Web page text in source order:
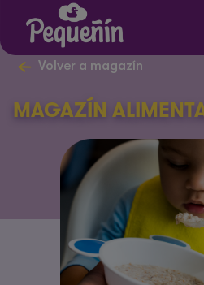
Volver a magazín
MAGAZÍN